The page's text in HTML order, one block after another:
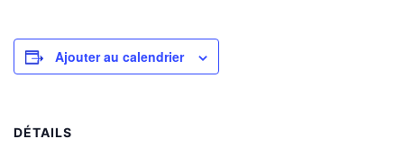
Ajouter au calendrier
DÉTAILS